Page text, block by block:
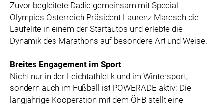
Zuvor begleitete Dadic gemeinsam mit Special
Olympics Österreich Präsident Laurenz Maresch die
Laufelite in einem der Startautos und erlebte die
Dynamik des Marathons auf besondere Art und Weise.
Breites Engagement im Sport
Nicht nur in der Leichtathletik und im Wintersport,
sondern auch im Fußball ist POWERADE aktiv: Die
langjährige Kooperation mit dem ÖFB stellt eine